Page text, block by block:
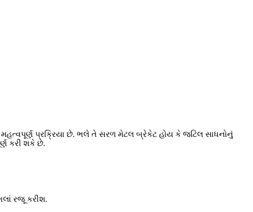
પ્રક્રિયા છે. ભલે તે સરળ મેટલ બ્રેકેટ હોય કે જટિલ સાધનોનું
કરી શકે છે.
રજૂ કરીશ.